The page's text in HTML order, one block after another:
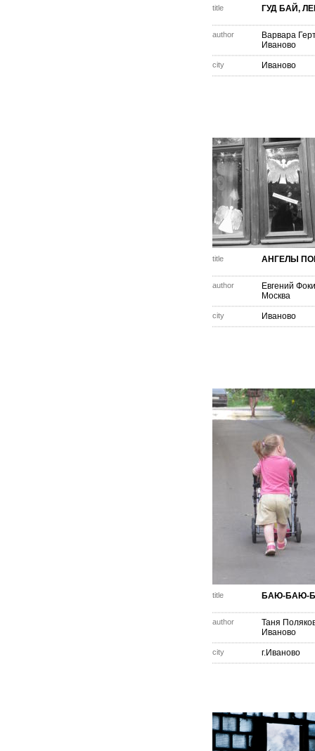
title ГУД БАЙ,
author
Варвара
Иваново
city Иваново
title АНГЕЛЫ
author
Евгений
Москва
city Иваново
title БАЮ-БАЮ-
author
Таня
Иваново
city г.Иваново